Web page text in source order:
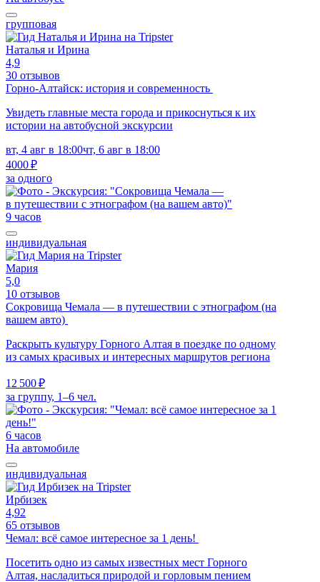
групповая
Наталья и Ирина
4,9
30 отзывов
Горно-Алтайск: история и современность
Увидеть главные места города и прикоснуться к их
истории на автобусной экскурсии
вт, 4 авг в 18:00чт, 6 авг в 18:00
4000 ₽
за одного
9 часов
индивидуальная
Мария
5,0
10 отзывов
Сокровища Чемала — в путешествии с этнографом (на
вашем авто)
Раскрыть культуру Горного Алтая в поездке по одному
из самых красивых и интересных маршрутов региона
12 500 ₽
за группу, 1–6 чел.
6 часов
На автомобиле
индивидуальная
Ирбизек
4,92
65 отзывов
Чемал: всё самое интересное за 1 день!
Посетить одно из самых известных мест Горного
Алтая, насладиться природой и горловым пением